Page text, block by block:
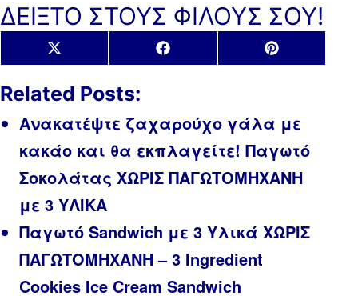
ΔΕΙΞΤΟ ΣΤΟΥΣ ΦΙΛΟΥΣ ΣΟΥ!
Share
on
X
(Twitter)
Share
on
Facebook
Share
on
Pinterest
Related Posts:
Ανακατέψτε ζαχαρούχο γάλα με
κακάο και θα εκπλαγείτε! Παγωτό
Σοκολάτας ΧΩΡΙΣ ΠΑΓΩΤΟΜΗΧΑΝΗ
με 3 ΥΛΙΚΑ
Παγωτό Sandwich με 3 Υλικά ΧΩΡΙΣ
ΠΑΓΩΤΟΜΗΧΑΝΗ – 3 Ingredient
Cookies Ice Cream Sandwich